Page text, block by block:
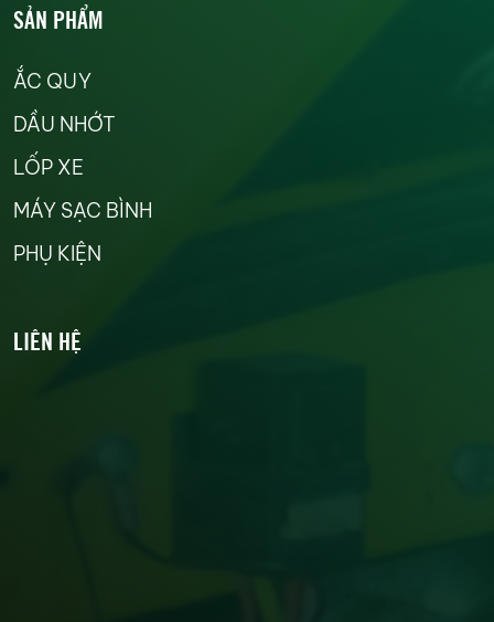
SẢN PHẨM
ẮC QUY
DẦU NHỚT
LỐP XE
MÁY SẠC BÌNH
PHỤ KIỆN
LIÊN HỆ